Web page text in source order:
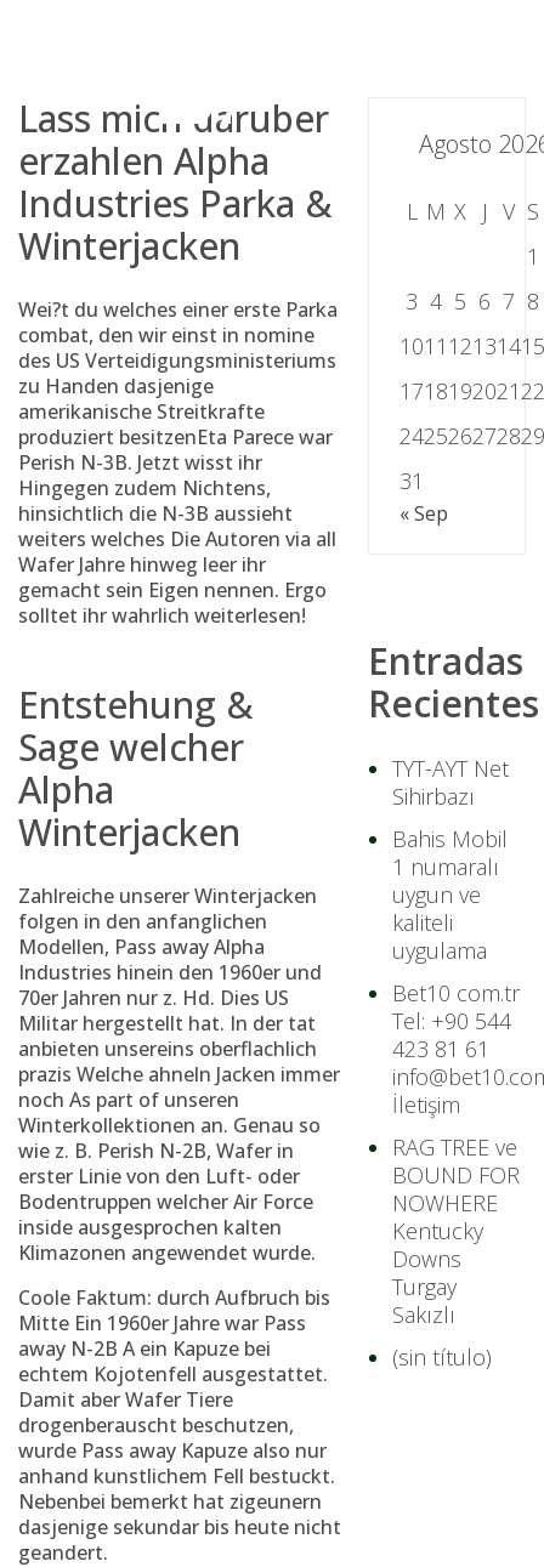
Lass mich daruber
erzahlen Alpha
Industries Parka &
Winterjacken
Wei?t du welches einer erste Parka
combat, den wir einst in nomine
des US Verteidigungsministeriums
zu Handen dasjenige
amerikanische Streitkrafte
produziert besitzenEta Parece war
Perish N-3B. Jetzt wisst ihr
Hingegen zudem Nichtens,
hinsichtlich die N-3B aussieht
weiters welches Die Autoren via all
Wafer Jahre hinweg leer ihr
gemacht sein Eigen nennen. Ergo
solltet ihr wahrlich weiterlesen!
Entstehung &
Sage welcher
Alpha
Winterjacken
Zahlreiche unserer Winterjacken
folgen in den anfanglichen
Modellen, Pass away Alpha
Industries hinein den 1960er und
70er Jahren nur z. Hd. Dies US
Militar hergestellt hat. In der tat
anbieten unsereins oberflachlich
prazis Welche ahneln Jacken immer
noch As part of unseren
Winterkollektionen an. Genau so
wie z. B. Perish N-2B, Wafer in
erster Linie von den Luft- oder
Bodentruppen welcher Air Force
inside ausgesprochen kalten
Klimazonen angewendet wurde.
Coole Faktum: durch Aufbruch bis
Mitte Ein 1960er Jahre war Pass
away N-2B A ein Kapuze bei
echtem Kojotenfell ausgestattet.
Damit aber Wafer Tiere
drogenberauscht beschutzen,
wurde Pass away Kapuze also nur
anhand kunstlichem Fell bestuckt.
Nebenbei bemerkt hat zigeunern
dasjenige sekundar bis heute nicht
geandert.
Agosto
L M X J V S
1
3 4 5 6 7 8
1011 121314
1718192021
2425262728
31
« Sep
Entradas
Recientes
TYT-AYT Net
Sihirbazı
Bahis Mobil
1 numaralı
uygun ve
kaliteli
uygulama
Bet10 com.tr
Tel: +90 544
423 81 61
İletişim
RAG TREE ve
BOUND FOR
NOWHERE
Kentucky
Downs
Turgay
Sakızlı
(sin título)